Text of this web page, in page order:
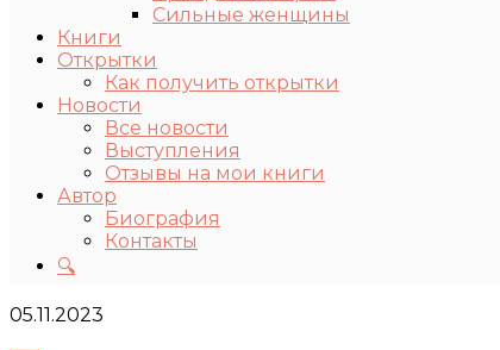
Сильные женщины
Книги
Открытки
Как получить открытки
Новости
Все новости
Выступления
Отзывы на мои книги
Автор
Биография
Контакты
🔍
05.11.2023